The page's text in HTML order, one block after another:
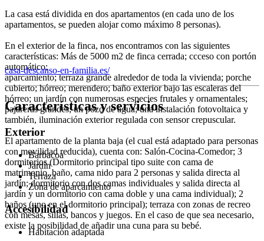
La casa está dividida en dos apartamentos (en cada uno de los
apartamentos, se pueden alojar como máximo 8 personas).
En el exterior de la finca, nos encontramos con las siguientes
características: Más de 5000 m2 de finca cerrada; ccceso con portón
automático;
aparcamiento; terraza grande alrededor de toda la vivienda; porche
cubierto; hórreo; merendero; baño exterior bajo las escaleras del
hórreo; un jardín con numerosas especies frutales y ornamentales;
pajareras grandes; un pozo de agua; una instalación fotovoltaica y
también, iluminación exterior regulada con sensor crepuscular.
El apartamento de la planta baja (el cual está adaptado para personas
con movilidad reducida), cuenta con: Salón-Cocina-Comedor; 3
dormitorios (Dormitorio principal tipo suite con cama de
matrimonio, baño, cama nido para 2 personas y salida directa al
jardín; dormitorio con dos camas individuales y salida directa al
jardín y un dormitorio con cama doble y una cama individual); 2
baños (uno en el dormitorio principal); terraza con zonas de recreo
con mesas, sillas, bancos y juegos. En el caso de que sea necesario,
existe la posibilidad de añadir una cuna para su bebé.
casa-descanso-en-familia.es/
Características y servicios
Exterior
Barbacoa
Jardín
Terraza
Zona de aparcamiento
Accesibilidad
Habitación adaptada